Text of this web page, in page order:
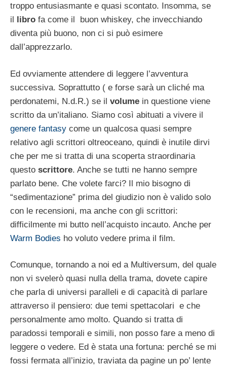
troppo entusiasmante e quasi scontato. Insomma, se
il
libro fa come il buon whiskey, che invecchiando
diventa più buono, non ci si può esimere
dall’apprezzarlo.
Ed ovviamente attendere di leggere l’avventura
successiva. Soprattutto ( e forse sarà un cliché ma
perdonatemi, N.d.R.) se il volume in questione viene
scritto da un’italiano. Siamo così abituati a vivere il
genere fantasy come un qualcosa quasi sempre
relativo agli scrittori oltreoceano, quindi è inutile dirvi
che per me si tratta di una scoperta straordinaria
questo scrittore. Anche se tutti ne hanno sempre
parlato bene. Che volete farci? Il mio bisogno di
“sedimentazione” prima del giudizio non è valido solo
con le recensioni, ma anche con gli scrittori:
difficilmente mi butto nell’acquisto incauto. Anche per
Warm Bodies ho voluto vedere prima il film.
Comunque, tornando a noi ed a Multiversum, del quale
non vi svelerò quasi nulla della trama, dovete capire
che parla di universi paralleli e di capacità di parlare
attraverso il pensiero: due temi spettacolari e che
personalmente amo molto. Quando si tratta di
paradossi temporali e simili, non posso fare a meno di
leggere o vedere. Ed è stata una fortuna: perché se mi
fossi fermata all’inizio, traviata da pagine un po’ lente